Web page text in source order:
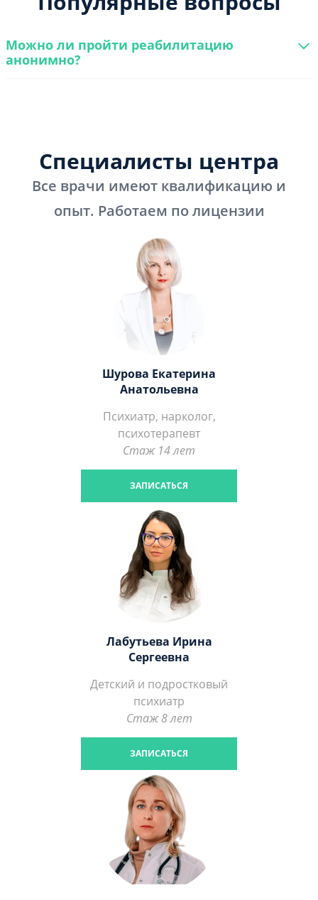
Можно ли пройти реабилитацию
анонимно?
Специалисты центра
Все врачи имеют квалификацию и
опыт. Работаем по лицензии
Шурова Екатерина
Анатольевна
Психиатр, нарколог,
психотерапевт
Стаж 14 лет
ЗАПИСАТЬСЯ
Лабутьева Ирина
Сергеевна
Детский и подростковый
психиатр
Стаж 8 лет
ЗАПИСАТЬСЯ